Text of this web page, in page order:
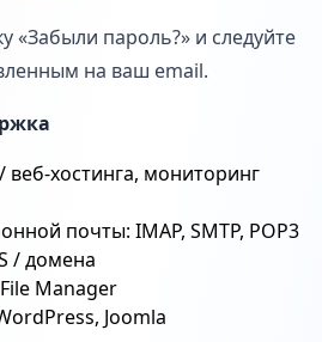
«Забыли пароль?» и следуйте
на ваш email.
веб-хостинга, мониторинг
почты: IMAP, SMTP, POP3
/ домена
Manager
Joomla